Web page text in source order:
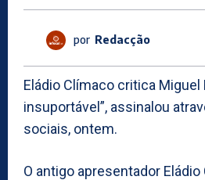
por Redacção
Eládio Clímaco critica Miguel
insuportável”, assinalou
sociais, ontem.
O antigo apresentador